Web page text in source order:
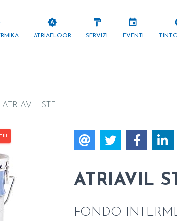
brightness_auto
ATRIAFLOOR
format_paint
SERVIZI
events
EVENTI
ATRIAVIL STF
ATRIAVIL
FONDO